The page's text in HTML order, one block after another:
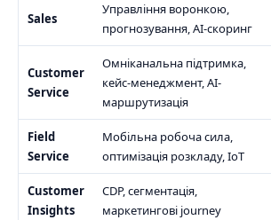
Sales
Управління воронкою,
прогнозування, AI-скоринг
Customer
Service
Омніканальна підтримка,
кейс-менеджмент, AI-
маршрутизація
Field
Service
Мобільна робоча сила,
оптимізація розкладу, IoT
Customer
Insights
CDP, сегментація,
маркетингові journey